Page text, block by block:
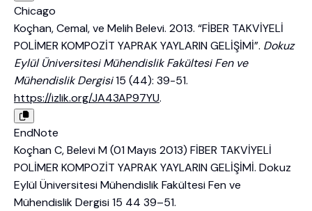
Chicago
Koçhan, Cemal, ve Melih Belevi. 2013. “FİBER TAKVİYELİ
POLİMER KOMPOZİT YAPRAK YAYLARIN GELİŞİMİ”. Dokuz
Eylül Üniversitesi Mühendislik Fakültesi Fen ve
Mühendislik Dergisi15 (44): 39-51.
https://izlik.org/JA43AP97YU.
EndNote
Koçhan C, Belevi M (01 Mayıs 2013) FİBER TAKVİYELİ
POLİMER KOMPOZİT YAPRAK YAYLARIN GELİŞİMİ. Dokuz
Eylül Üniversitesi Mühendislik Fakültesi Fen ve
Mühendislik Dergisi 15 44 39–51.